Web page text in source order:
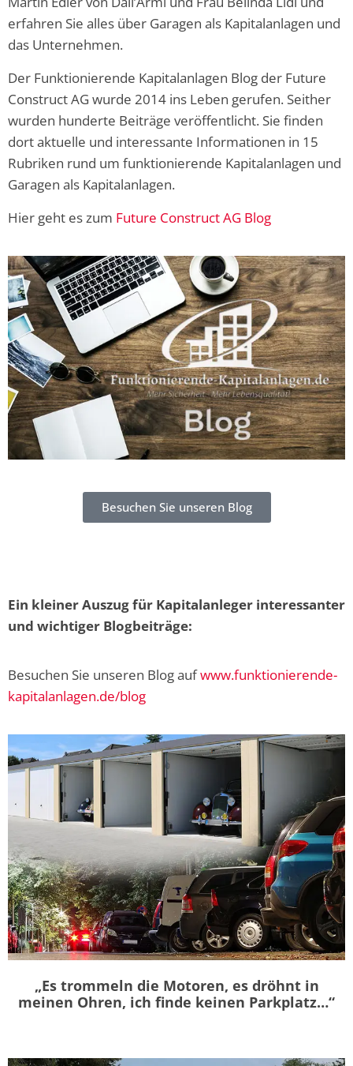
erfahren Sie alles über Garagen als Kapitalanlagen und
das Unternehmen.
Der Funktionierende Kapitalanlagen Blog der Future
Construct AG wurde 2014 ins Leben gerufen. Seither
wurden hunderte Beiträge veröffentlicht. Sie finden
dort aktuelle und interessante Informationen in 15
Rubriken rund um funktionierende Kapitalanlagen und
Garagen als Kapitalanlagen.
Hier geht es zum Future Construct AG Blog
Besuchen Sie unseren Blog
Ein kleiner Auszug für Kapitalanleger interessanter
und wichtiger Blogbeiträge:
Besuchen Sie unseren Blog aufwww.funktionierende-
kapitalanlagen.de/blog
„Es trommeln die Motoren, es dröhnt in
meinen Ohren, ich finde keinen Parkplatz…“